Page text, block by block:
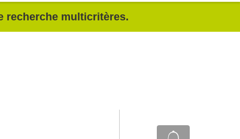
recherche multicritères.